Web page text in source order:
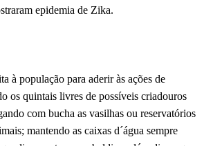
epidemia de Zika.
à população para aderir às ações de
os quintais livres de possíveis criadouros
com bucha as vasilhas ou reservatórios
mantendo as caixas d´água sempre